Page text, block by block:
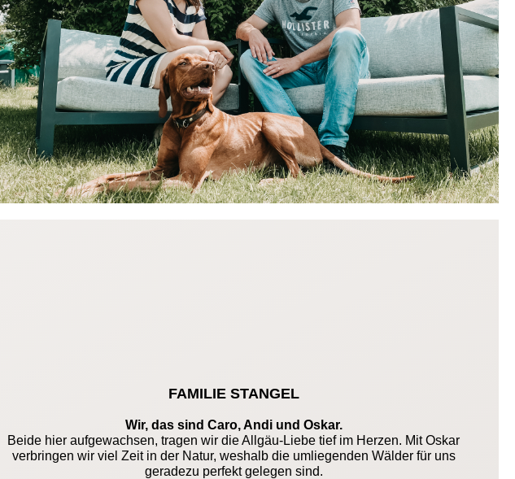
FAMILIE STANGEL
Wir, das sind Caro, Andi und Oskar.
Beide hier aufgewachsen, tragen wir die Allgäu-Liebe tief im Herzen. Mit Oskar
verbringen wir viel Zeit in der Natur, weshalb die umliegenden Wälder für uns
geradezu perfekt gelegen sind.